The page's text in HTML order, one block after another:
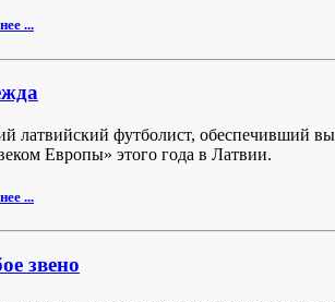
...
латвийский футболист, обеспечивший
Европы» этого года в Латвии.
...
звено